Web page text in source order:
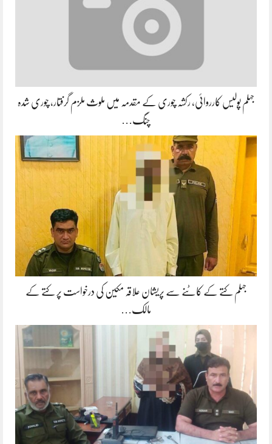
جہلم پولیس کارروائی، رکشہ چوری کے مقدمہ میں ملوث ملزم گرفتار، چوری شدہ
چنگ…
جہلم کتے کے کاٹنے سے پریشان علاقہ مکین کی درخواست پر کتے کے
مالک…